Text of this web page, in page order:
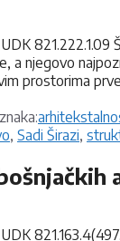
821.222.1.09
a njegovo
prostorima
Oznake
, Sadi Širazi,